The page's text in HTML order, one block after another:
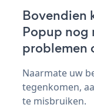
Bovendien
Popup nog
problemen
Naarmate uw
tegenkomen,
te misbruiken.